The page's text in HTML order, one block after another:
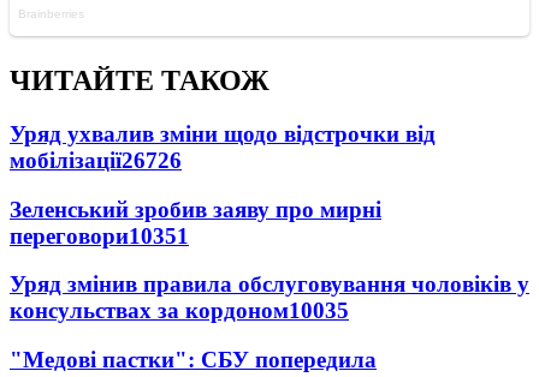
ЧИТАЙТЕ ТАКОЖ
Уряд ухвалив зміни щодо відстрочки від
мобілізації26726
Зеленський зробив заяву про мирні
переговори10351
Уряд змінив правила обслуговування чоловіків у
консульствах за кордоном10035
"Медові пастки": СБУ попередила